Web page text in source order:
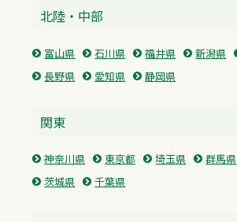
北陸・中部
富山県 石川県 福井県 新潟県
長野県
愛知県 静岡県
関東
神奈川県 東京都 埼玉県 群馬県
茨城県
千葉県